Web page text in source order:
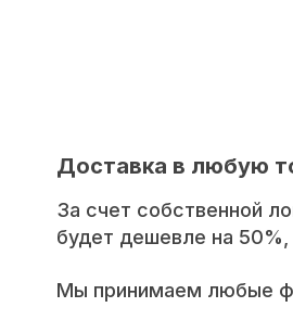
Доставка в любую
За счет собственной
будет дешевле на
Мы принимаем любые